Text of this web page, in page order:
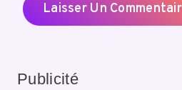
Publicité